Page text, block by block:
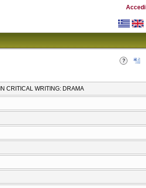
Accedi
CRITICAL WRITING: DRAMA